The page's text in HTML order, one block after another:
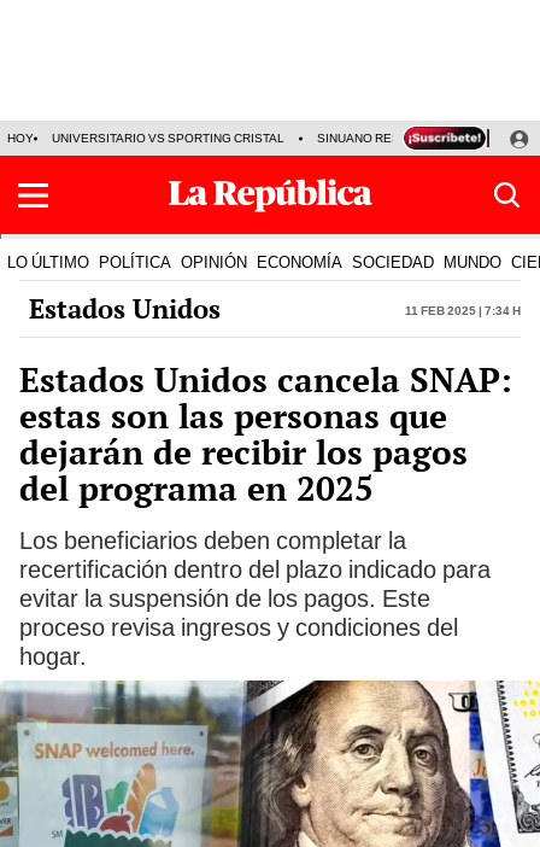
HOY UNIVERSITARIO VS SPORTING CRISTAL SINUANO RESULTADOS HOY
LO ÚLTIMO POLÍTICA OPINIÓN ECONOMÍA SOCIEDAD MUNDO
Estados Unidos 11 Feb 2025 | 7:34 h
Estados Unidos cancela SNAP:
estas son las personas que
dejarán de recibir los pagos
del programa en 2025
Los beneficiarios deben completar la
recertificación dentro del plazo indicado para
evitar la suspensión de los pagos. Este
proceso revisa ingresos y condiciones del
hogar.